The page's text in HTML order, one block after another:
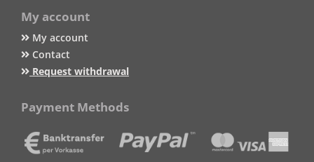
My account
My account
Contact
Request withdrawal
Payment Methods